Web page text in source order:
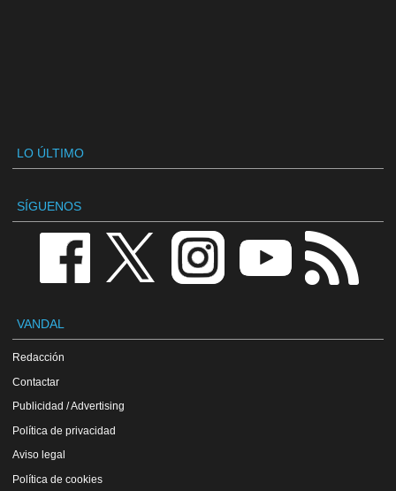
LO ÚLTIMO
SÍGUENOS
VANDAL
Redacción
Contactar
Publicidad / Advertising
Política de privacidad
Aviso legal
Política de cookies